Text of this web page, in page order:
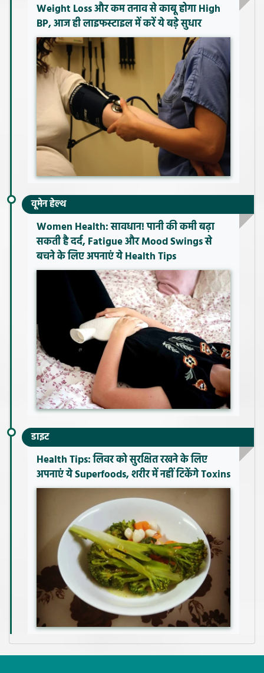
Weight Loss और कम तनाव से काबू होगा High
BP, आज ही लाइफस्टाइल में करें ये बड़े सुधार
वूमेन हेल्थ
Women Health: सावधान! पानी की कमी बढ़ा
सकती है दर्द, Fatigue और Mood Swings से
बचने के लिए अपनाएं ये Health Tips
डाइट
Health Tips: लिवर को सुरक्षित रखने के लिए
अपनाएं ये Superfoods, शरीर में नहीं टिकेंगे Toxins